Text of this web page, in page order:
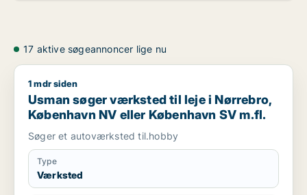
17 aktive søgeannoncer lige nu
Usman søger værksted til leje i Nørrebro, København NV
1 mdr siden
Usman søger værksted til leje i Nørrebro,
København NV eller København SV m.fl.
Søger et autoværksted til.hobby
Type
Værksted